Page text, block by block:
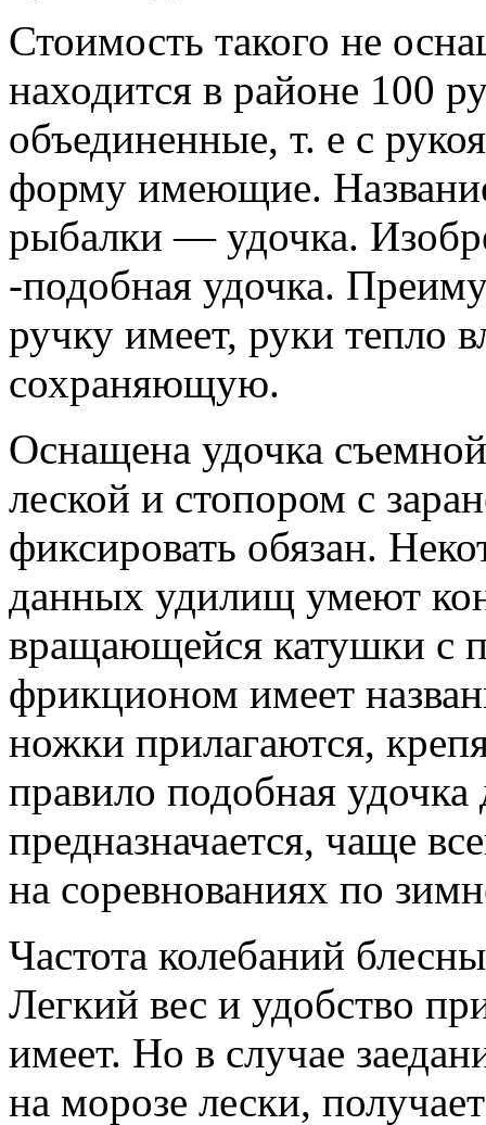
Стоимость такого не
находится в районе 100
объединенные, т. е с
форму имеющие.
рыбалки — удочка.
-подобная удочка.
ручку имеет, руки тепло
сохраняющую.
Оснащена удочка
леской и стопором с
фиксировать обязан.
данных удилищ умеют
вращающейся катушки с
фрикционом имеет
ножки прилагаются,
правило подобная
предназначается, чаще
на соревнованиях по
Частота колебаний
Легкий вес и удобство
имеет. Но в случае
на морозе лески,